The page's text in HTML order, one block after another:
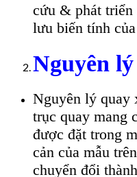
cứu & phát triển
lưu biến tính
Nguyên
Nguyên lý quay
trục quay mang
được đặt trong
cản của mẫu
chuyển đổi